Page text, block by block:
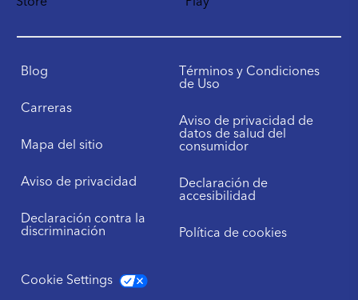
Blog
Carreras
Mapa del sitio
Aviso de privacidad
Declaración contra la
discriminación
Términos y Condiciones
de Uso
Aviso de privacidad de
datos de salud del
consumidor
Declaración de
accesibilidad
Política de cookies
Cookie Settings